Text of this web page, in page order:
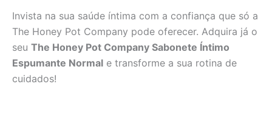
Invista na sua saúde íntima com a confiança que só a
The Honey Pot Company pode oferecer. Adquira já o
seu The Honey Pot Company Sabonete Íntimo
Espumante Normal e transforme a sua rotina de
cuidados!